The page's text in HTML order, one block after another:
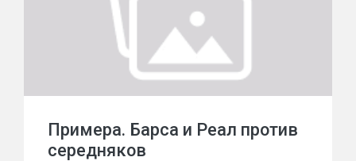
Примера. Барса и Реал против
середняков